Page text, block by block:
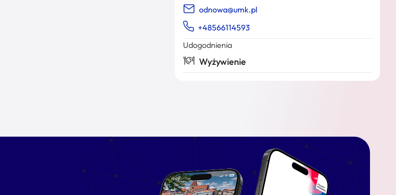
odnowa@umk.pl
+48566114593
Udogodnienia
Wyżywienie